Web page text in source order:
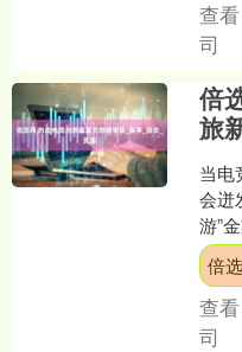
查看
司
倍
旅
当电
会迸
游”
宁波
场以
倍
查看
司